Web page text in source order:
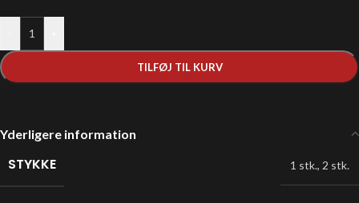
TILFØJ TIL KURV
Yderligere information
STYKKE 1 stk., 2 stk.